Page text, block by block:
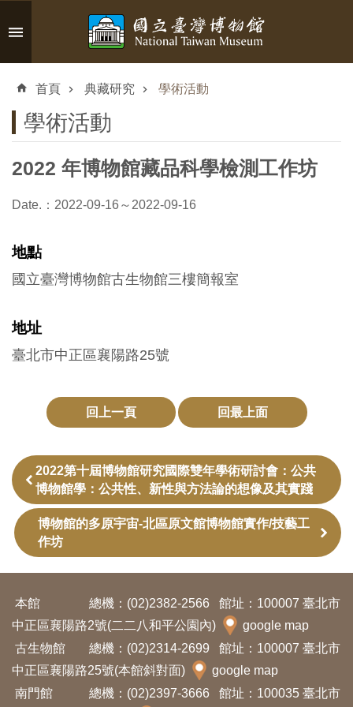
跳到主要內容區塊
搜
識
博
觀
資
資
訊
教
動
出
版
文
首頁 典藏研究 學術活動
學術活動
2022 年博物館藏品科學檢測工作坊
Date.：2022-09-16～2022-09-16
地點
國立臺灣博物館古生物館三樓簡報室
地址
臺北市中正區襄陽路25號
回上一頁 回最上面
2022第十屆博物館研究國際雙年學術研討會：公共
博物館學：公共性、新性與方法論的想像及其實踐
博物館的多原宇宙-北區原文館博物館實作/技藝工
作坊
本館 總機：(02)2382-2566
館址：100007 臺北市
中正區襄陽路2號(二二八和平公園內)
google map
古生物館
總機：(02)2314-2699
館址：100007 臺北市
中正區襄陽路25號(本館斜對面)
google map
南門館
總機：(02)2397-3666 館址：100035 臺北市